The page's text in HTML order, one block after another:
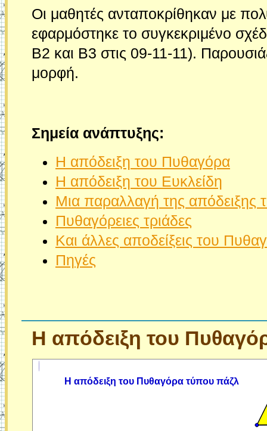
Οι μαθητές ανταποκρίθηκαν με
εφαρμόστηκε το συγκεκριμένο
Β2 και Β3 στις 09-11-11).
μορφή.
Σημεία ανάπτυξης:
Η απόδειξη του Πυθαγόρα
Η απόδειξη του Ευκλείδη
Μια παραλλαγή της απόδειξης
Πυθαγόρειες τριάδες
Και άλλες αποδείξεις του
Πηγές
Η απόδειξη του